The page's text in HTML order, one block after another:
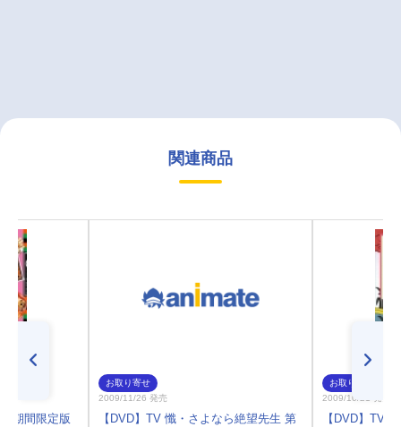
関連商品
期間限定版
お取り寄せ
2009/11/26 発売
【DVD】TV 懺・さよなら絶望先生 第
お取り寄せ
2009/10/21 発売
【DVD】TV